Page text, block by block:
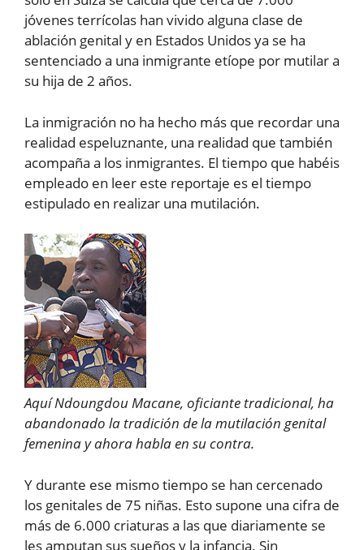
jóvenes terrícolas han vivido alguna clase de
ablación genital y en Estados Unidos ya se ha
sentenciado a una inmigrante etíope por mutilar a
su hija de 2 años.
La inmigración no ha hecho más que recordar una
realidad espeluznante, una realidad que también
acompaña a los inmigrantes. El tiempo que habéis
empleado en leer este reportaje es el tiempo
estipulado en realizar una mutilación.
Aquí Ndoungdou Macane, oficiante tradicional, ha
abandonado la tradición de la mutilación genital
femenina y ahora habla en su contra.
Y durante ese mismo tiempo se han cercenado
los genitales de 75 niñas. Esto supone una cifra de
más de 6.000 criaturas a las que diariamente se
les amputan sus sueños y la infancia. Sin